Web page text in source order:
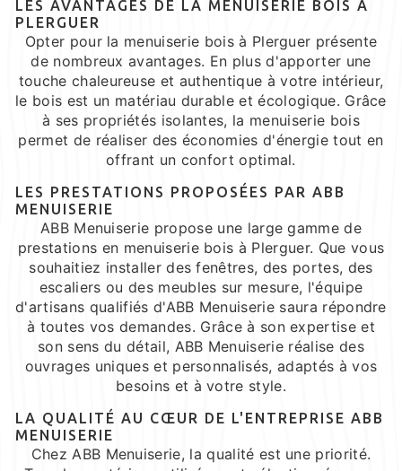
LES AVANTAGES DE LA MENUISERIE BOIS À
PLERGUER
Opter pour la menuiserie bois à Plerguer présente
de nombreux avantages. En plus d'apporter une
touche chaleureuse et authentique à votre intérieur,
le bois est un matériau durable et écologique. Grâce
à ses propriétés isolantes, la menuiserie bois
permet de réaliser des économies d'énergie tout en
offrant un confort optimal.
LES PRESTATIONS PROPOSÉES PAR ABB
MENUISERIE
ABB Menuiserie propose une large gamme de
prestations en menuiserie bois à Plerguer. Que vous
souhaitiez installer des fenêtres, des portes, des
escaliers ou des meubles sur mesure, l'équipe
d'artisans qualifiés d'ABB Menuiserie saura répondre
à toutes vos demandes. Grâce à son expertise et
son sens du détail, ABB Menuiserie réalise des
ouvrages uniques et personnalisés, adaptés à vos
besoins et à votre style.
LA QUALITÉ AU CŒUR DE L'ENTREPRISE ABB
MENUISERIE
Chez ABB Menuiserie, la qualité est une priorité.